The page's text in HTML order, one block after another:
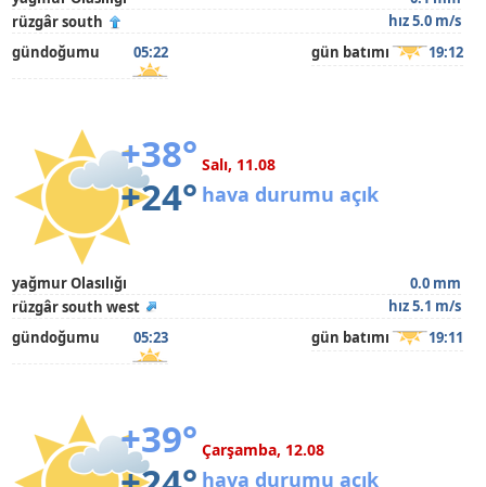
rüzgâr south
hız 5.0 m/s
gündoğumu
05:22 gün batımı 19:12
+38°
+24°
Salı, 11.08
hava durumu açık
yağmur Olasılığı
0.0 mm
rüzgâr south west
hız 5.1 m/s
gündoğumu
05:23 gün batımı 19:11
+39° Çarşamba, 12.08
hava durumu açık